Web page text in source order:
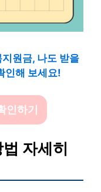
원금, 나도 받을
인해 보세요!
인하기
자세히